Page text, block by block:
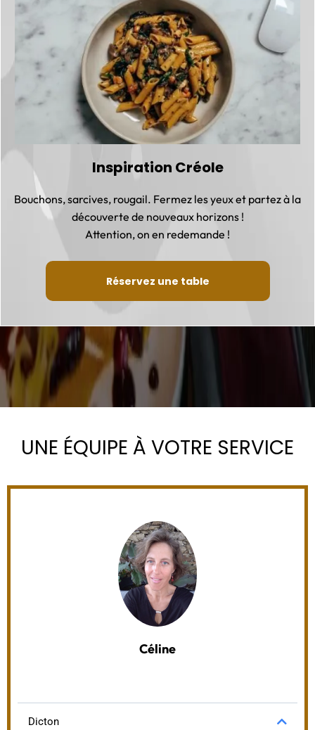
Inspiration Créole
Bouchons, sarcives, rougail. Fermez les yeux et partez à la
découverte de nouveaux horizons !
Attention, on en redemande !
Réservez une table
UNE ÉQUIPE À VOTRE SERVICE
Céline
Dicton